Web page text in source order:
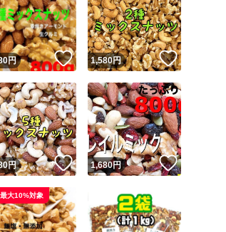
！
円 いいね！
1,580円 いいね！
！
円 いいね！
1,680円 いいね！
最大10%対象